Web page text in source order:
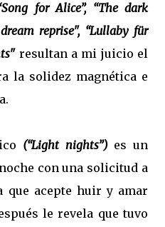
for Alice”, “The dark
reprise", “Lullaby für
resultan a mi juicio el
la solidez magnética e
(“Light nights”)es un
con una solicitud a
que acepte huir y amar
le revela que tuvo